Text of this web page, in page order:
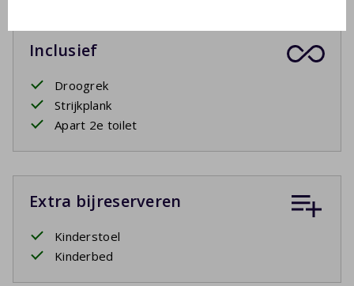
Inclusief
Droogrek
Strijkplank
Apart 2e toilet
Extra bijreserveren
Kinderstoel
Kinderbed